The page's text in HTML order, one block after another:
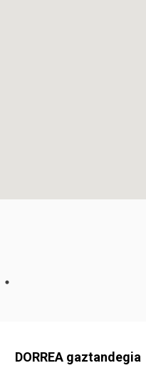
DORREA gaztandegia